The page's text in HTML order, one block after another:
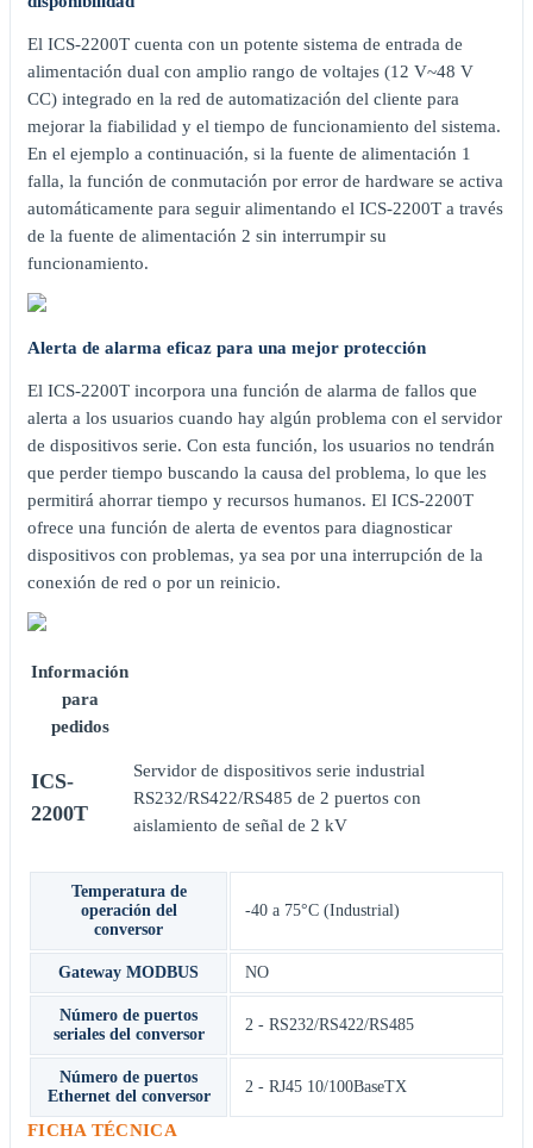
El ICS-2200T cuenta con un potente sistema de entrada de
alimentación dual con amplio rango de voltajes (12 V~48 V
CC) integrado en la red de automatización del cliente para
mejorar la fiabilidad y el tiempo de funcionamiento del sistema.
En el ejemplo a continuación, si la fuente de alimentación 1
falla, la función de conmutación por error de hardware se activa
automáticamente para seguir alimentando el ICS-2200T a través
de la fuente de alimentación 2 sin interrumpir su
funcionamiento.
Alerta de alarma eficaz para una mejor protección
El ICS-2200T incorpora una función de alarma de fallos que
alerta a los usuarios cuando hay algún problema con el servidor
de dispositivos serie. Con esta función, los usuarios no tendrán
que perder tiempo buscando la causa del problema, lo que les
permitirá ahorrar tiempo y recursos humanos. El ICS-2200T
ofrece una función de alerta de eventos para diagnosticar
dispositivos con problemas, ya sea por una interrupción de la
conexión de red o por un reinicio.
Información
para
pedidos
ICS-
2200T
Servidor de dispositivos serie industrial
RS232/RS422/RS485 de 2 puertos con
aislamiento de señal de 2 kV
Temperatura de
operación del
conversor
-40 a 75°C (Industrial)
Gateway MODBUS NO
Número de puertos
seriales del conversor
2 - RS232/RS422/RS485
Número de puertos
Ethernet del conversor
2 - RJ45 10/100BaseTX
FICHA TÉCNICA